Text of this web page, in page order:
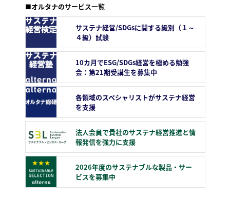
■オルタナのサービス一覧
サステナ経営/SDGsに関する級別（１～
４級）試験
10カ月でESG/SDGs経営を極める勉強
会：第21期受講生を募集中
各領域のスペシャリストがサステナ経営
を支援
法人会員で貴社のサステナ経営推進と情
報発信を強力に支援
2026年度のサステナブルな製品・サー
ビスを募集中